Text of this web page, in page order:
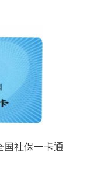
国社保一卡通